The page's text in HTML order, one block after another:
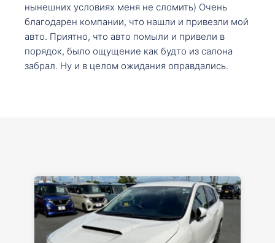
нынешних условиях меня не сломить) Очень
благодарен компании, что нашли и привезли мой
авто. Приятно, что авто помыли и привели в
порядок, было ощущение как будто из салона
забрал. Ну и в целом ожидания оправдались.